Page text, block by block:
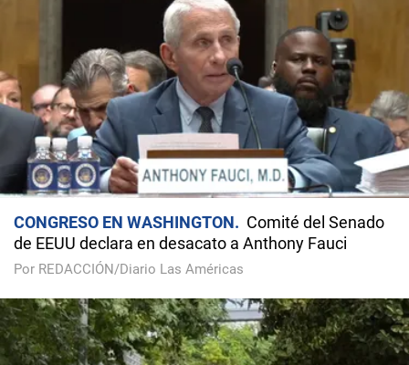
CONGRESO EN WASHINGTON
Comité del Senado
de EEUU declara en desacato a Anthony Fauci
Por REDACCIÓN/Diario Las Américas